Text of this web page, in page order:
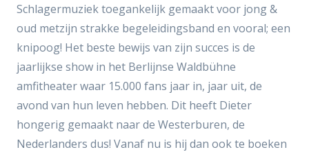
Schlagermuziek toegankelijk gemaakt voor jong &
oud metzijn strakke begeleidingsband en vooral; een
knipoog! Het beste bewijs van zijn succes is de
jaarlijkse show in het Berlijnse Waldbühne
amfitheater waar 15.000 fans jaar in, jaar uit, de
avond van hun leven hebben. Dit heeft Dieter
hongerig gemaakt naar de Westerburen, de
Nederlanders dus! Vanaf nu is hij dan ook te boeken